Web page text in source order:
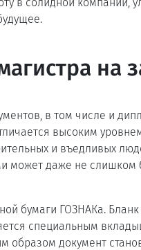
на
в том числе и
высоким
и въедливых
может даже не слишком
бумаги ГОЗНАКа. Бланк
специальным
образом документ